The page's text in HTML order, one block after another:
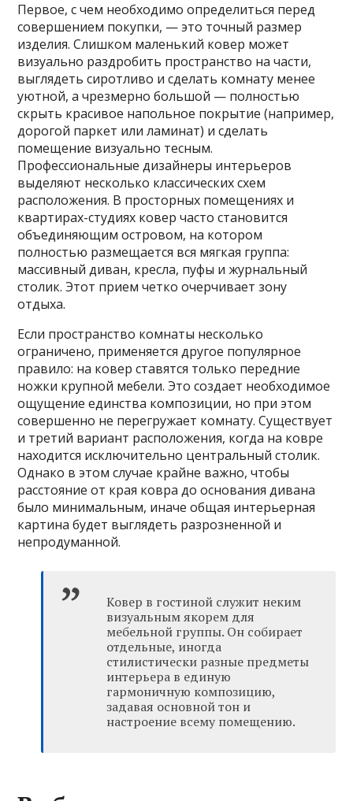
Первое, с чем необходимо определиться перед
совершением покупки, — это точный размер
изделия. Слишком маленький ковер может
визуально раздробить пространство на части,
выглядеть сиротливо и сделать комнату менее
уютной, а чрезмерно большой — полностью
скрыть красивое напольное покрытие (например,
дорогой паркет или ламинат) и сделать
помещение визуально тесным.
Профессиональные дизайнеры интерьеров
выделяют несколько классических схем
расположения. В просторных помещениях и
квартирах-студиях ковер часто становится
объединяющим островом, на котором
полностью размещается вся мягкая группа:
массивный диван, кресла, пуфы и журнальный
столик. Этот прием четко очерчивает зону
отдыха.
Если пространство комнаты несколько
ограничено, применяется другое популярное
правило: на ковер ставятся только передние
ножки крупной мебели. Это создает необходимое
ощущение единства композиции, но при этом
совершенно не перегружает комнату. Существует
и третий вариант расположения, когда на ковре
находится исключительно центральный столик.
Однако в этом случае крайне важно, чтобы
расстояние от края ковра до основания дивана
было минимальным, иначе общая интерьерная
картина будет выглядеть разрозненной и
непродуманной.
Ковер в гостиной служит неким
визуальным якорем для
мебельной группы. Он собирает
отдельные, иногда
стилистически разные предметы
интерьера в единую
гармоничную композицию,
задавая основной тон и
настроение всему помещению.